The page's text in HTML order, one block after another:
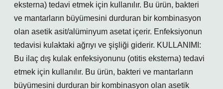
eksterna) tedavi etmek için kullanılır. Bu ürün, bakteri
ve mantarların büyümesini durduran bir kombinasyon
olan asetik asit/alüminyum asetat içerir. Enfeksiyonun
tedavisi kulaktaki ağrıyı ve şişliği giderir. KULLANIMI:
Bu ilaç dış kulak enfeksiyonunu (otitis eksterna) tedavi
etmek için kullanılır. Bu ürün, bakteri ve mantarların
büyümesini durduran bir kombinasyon olan asetik